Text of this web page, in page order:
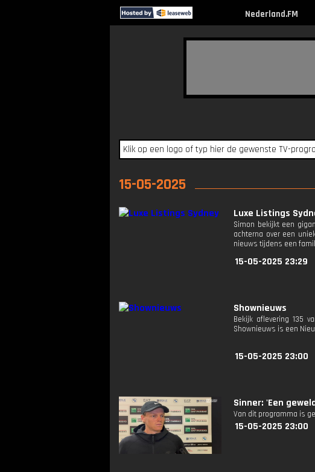
Nederland.FM
15-05-2025
Luxe Listings
Simon bekijkt een
achterna over een
nieuws tijdens een
15-05-2025 23:29
Shownieuws
Bekijk aflevering 135
Shownieuws is een
15-05-2025 23:00
Sinner: 'Een
Van dit programma is
15-05-2025 23:00